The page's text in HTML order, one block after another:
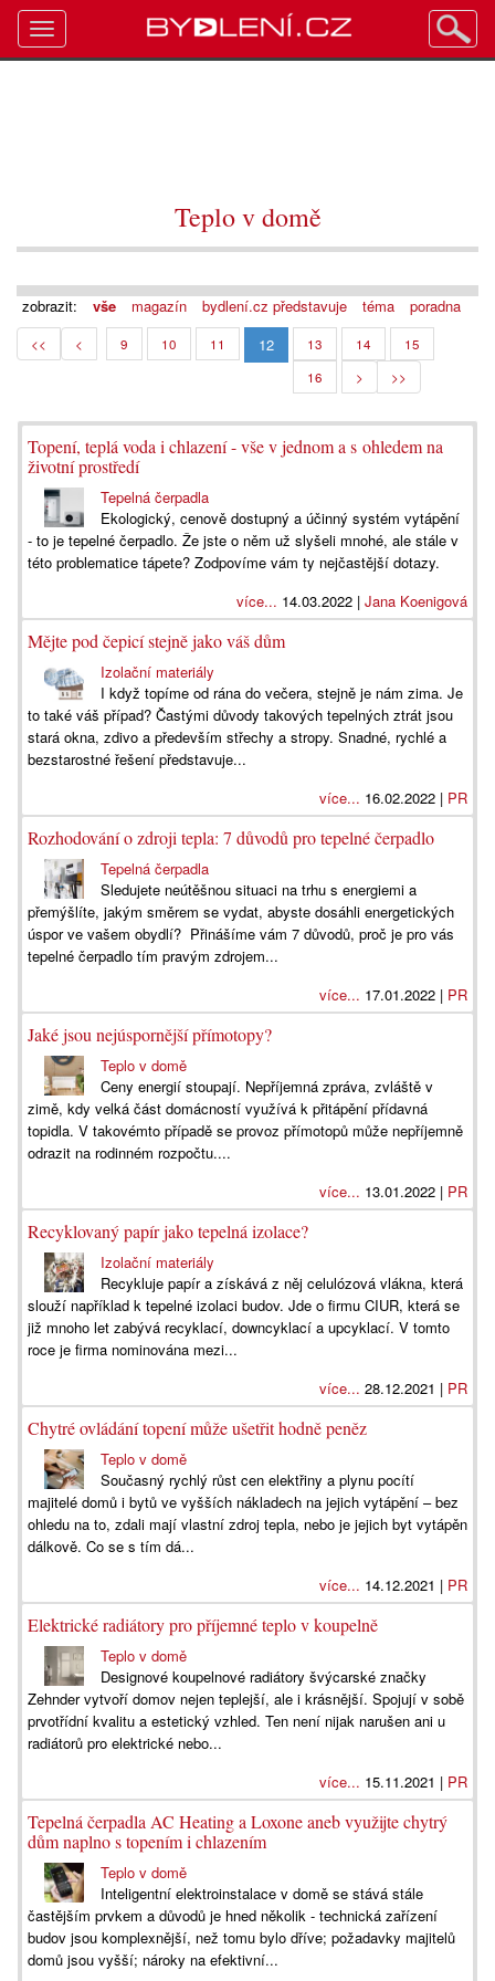
Teplo v domě
zobrazit: vše magazín bydlení.cz představuje téma poradna
<< < 9 10 11 12 13 14
15
16
> >>
Topení, teplá voda i chlazení - vše v jednom a s ohledem na
životní prostředí
Tepelná čerpadla
Ekologický, cenově dostupný a účinný systém vytápění
- to je tepelné čerpadlo. Že jste o něm už slyšeli mnohé, ale stále v
této problematice tápete? Zodpovíme vám ty nejčastější dotazy.
více... 14.03.2022 | Jana Koenigová
Mějte pod čepicí stejně jako váš dům
Izolační materiály
I když topíme od rána do večera, stejně je nám zima. Je
to také váš případ? Častými důvody takových tepelných ztrát jsou
stará okna, zdivo a především střechy a stropy. Snadné, rychlé a
bezstarostné řešení představuje...
více... 16.02.2022 | PR
Rozhodování o zdroji tepla: 7 důvodů pro tepelné čerpadlo
Tepelná čerpadla
Sledujete neútěšnou situaci na trhu s energiemi a
přemýšlíte, jakým směrem se vydat, abyste dosáhli energetických
úspor ve vašem obydlí? Přinášíme vám 7 důvodů, proč je pro vás
tepelné čerpadlo tím pravým zdrojem...
více... 17.01.2022 | PR
Jaké jsou nejúspornější přímotopy?
Teplo v domě
Ceny energií stoupají. Nepříjemná zpráva, zvláště v
zimě, kdy velká část domácností využívá k přitápění přídavná
topidla. V takovémto případě se provoz přímotopů může nepříjemně
odrazit na rodinném rozpočtu....
více... 13.01.2022 | PR
Recyklovaný papír jako tepelná izolace?
Izolační materiály
Recykluje papír a získává z něj celulózová vlákna, která
slouží například k tepelné izolaci budov. Jde o firmu CIUR, která se
již mnoho let zabývá recyklací, downcyklací a upcyklací. V tomto
roce je firma nominována mezi...
více... 28.12.2021 | PR
Chytré ovládání topení může ušetřit hodně peněz
Teplo v domě
Současný rychlý růst cen elektřiny a plynu pocítí
majitelé domů i bytů ve vyšších nákladech na jejich vytápění – bez
ohledu na to, zdali mají vlastní zdroj tepla, nebo je jejich byt vytápěn
dálkově. Co se s tím dá...
více... 14.12.2021 | PR
Elektrické radiátory pro příjemné teplo v koupelně
Teplo v domě
Designové koupelnové radiátory švýcarské značky
Zehnder vytvoří domov nejen teplejší, ale i krásnější. Spojují v sobě
prvotřídní kvalitu a estetický vzhled. Ten není nijak narušen ani u
radiátorů pro elektrické nebo...
více... 15.11.2021 | PR
Tepelná čerpadla AC Heating a Loxone aneb využijte chytrý
dům naplno s topením i chlazením
Teplo v domě
Inteligentní elektroinstalace v domě se stává stále
častějším prvkem a důvodů je hned několik - technická zařízení
budov jsou komplexnější, než tomu bylo dříve; požadavky majitelů
domů jsou vyšší; nároky na efektivní...
Toggle
navigation